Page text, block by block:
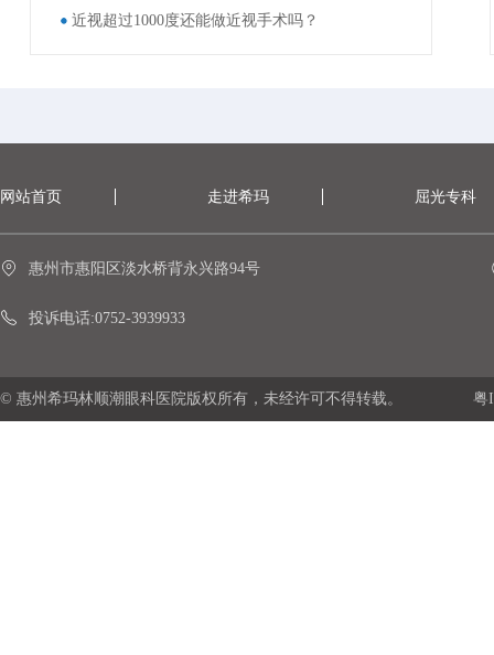
近视超过1000度还能做近视手术吗？
网站首页 走进希玛 屈光专科
惠州市惠阳区淡水桥背永兴路94号
投诉电话:0752-3939933
© 惠州希玛林顺潮眼科医院版权所有，未经许可不得转载。 粤